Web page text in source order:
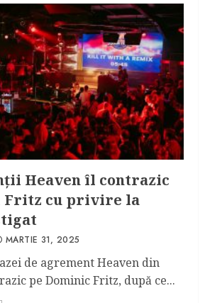
Heaven îl contrazic
Fritz cu privire la
MARTIE 31, 2025
de agrement Heaven din
pe Dominic Fritz, după ce...